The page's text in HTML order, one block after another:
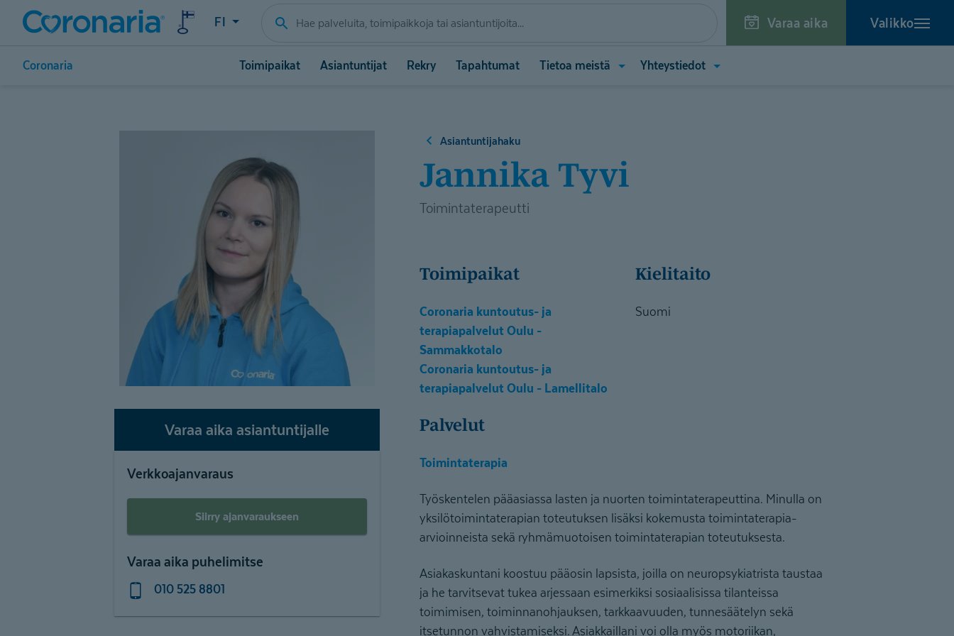
FI Varaa aika Valikko
Coronaria Toimipaikat Asiantuntijat Rekry Tapahtumat Tietoa meistä Avaa
Yhteystiedot Avaa
Asiantuntijahaku
Jannika Tyvi
Toimintaterapeutti
Varaa aika asiantuntijalle
Verkkoajanvaraus
Siirry ajanvaraukseen
Varaa aika puhelimitse
010 525 8801
Toimipaikat
Coronaria kuntoutus- ja
terapiapalvelut Oulu -
Sammakkotalo
Coronaria kuntoutus- ja
terapiapalvelut Oulu - Lamellitalo
Kielitaito
Suomi
Palvelut
Toimintaterapia
Työskentelen pääasiassa lasten ja nuorten toimintaterapeuttina. Minulla on
yksilötoimintaterapian toteutuksen lisäksi kokemusta toimintaterapia-
arvioinneista sekä ryhmämuotoisen toimintaterapian toteutuksesta.
Asiakaskuntani koostuu pääosin lapsista, joilla on neuropsykiatrista taustaa
ja he tarvitsevat tukea arjessaan esimerkiksi sosiaalisissa tilanteissa
toimimisen, toiminnanohjauksen, tarkkaavuuden, tunnesäätelyn sekä
itsetunnon vahvistamiseksi. Asiakkaillani voi olla myös motoriikan,